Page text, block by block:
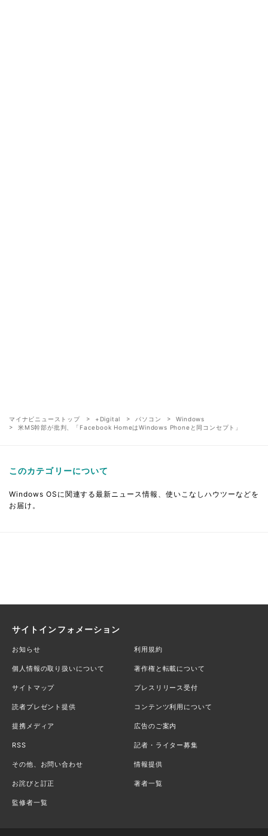
マイナビニューストップ +Digital パソコン
Windows
米MS幹部が批判、「Facebook HomeはWindows Phoneと同コンセプト」
このカテゴリーについて
Windows OSに関連する最新ニュース情報、使いこなしハウツーなどを
お届け。
サイトインフォメーション
お知らせ 利用規約
個人情報の取り扱いについて 著作権と転載について
サイトマップ プレスリリース受付
読者プレゼント提供 コンテンツ利用について
提携メディア 広告のご案内
RSS 記者・ライター募集
その他、お問い合わせ 情報提供
お詫びと訂正 著者一覧
監修者一覧